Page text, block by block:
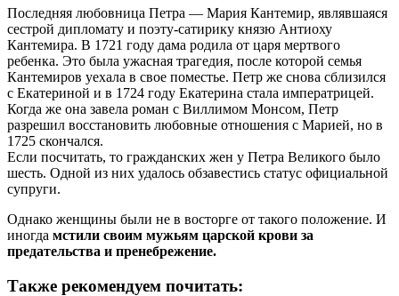
Последняя любовница Петра — Мария Кантемир, являвшаяся
сестрой дипломату и поэту-сатирику князю Антиоху
Кантемира. В 1721 году дама родила от царя мертвого
ребенка. Это была ужасная трагедия, после которой семья
Кантемиров уехала в свое поместье. Петр же снова сблизился
с Екатериной и в 1724 году Екатерина стала императрицей.
Когда же она завела роман с Виллимом Монсом, Петр
разрешил восстановить любовные отношения с Марией, но в
1725 скончался.
Если посчитать, то гражданских жен у Петра Великого было
шесть. Одной из них удалось обзавестись статус официальной
супруги.
Однако женщины были не в восторге от такого положение. И
иногда мстили своим мужьям царской крови за
предательства и пренебрежение.
Также рекомендуем почитать: